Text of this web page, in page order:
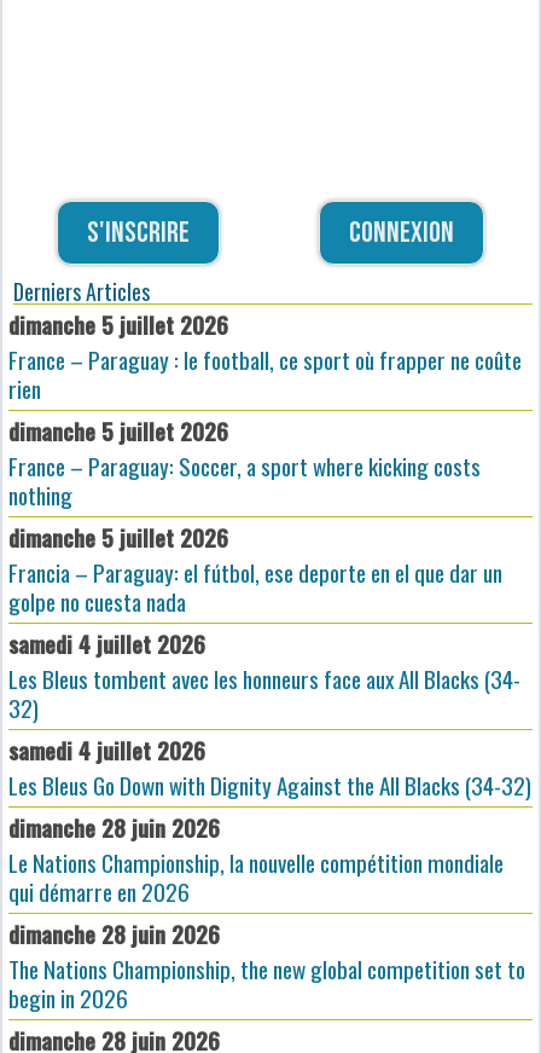
S'inscrire Connexion
Derniers Articles
dimanche 5 juillet 2026
France – Paraguay : le football, ce sport où frapper ne coûte
rien
dimanche 5 juillet 2026
France – Paraguay: Soccer, a sport where kicking costs
nothing
dimanche 5 juillet 2026
Francia – Paraguay: el fútbol, ese deporte en el que dar un
golpe no cuesta nada
samedi 4 juillet 2026
Les Bleus tombent avec les honneurs face aux All Blacks (34-
32)
samedi 4 juillet 2026
Les Bleus Go Down with Dignity Against the All Blacks (34-32)
dimanche 28 juin 2026
Le Nations Championship, la nouvelle compétition mondiale
qui démarre en 2026
dimanche 28 juin 2026
The Nations Championship, the new global competition set to
begin in 2026
dimanche 28 juin 2026